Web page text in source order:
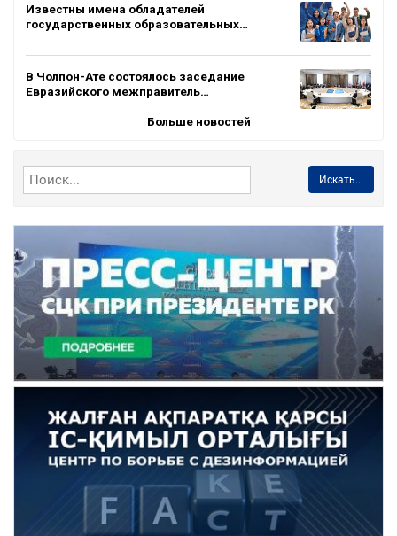
Известны имена обладателей
государственных образовательных…
В Чолпон-Ате состоялось заседание
Евразийского межправитель…
Больше новостей
Искать...